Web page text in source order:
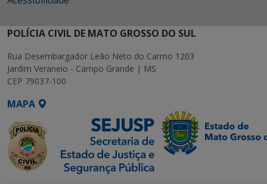
POLÍCIA CIVIL DE MATO GROSSO DO SUL
Rua Desembargador Leão Neto do Carmo 1203
Jardim Veraneio - Campo Grande | MS
CEP 79037-100
MAPA